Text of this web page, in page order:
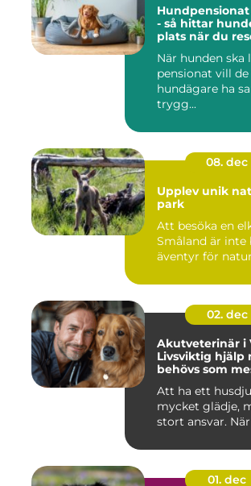
- så hittar
plats när du
När hunden ska
pensionat vill de
hundägare ha
trygg...
08. dec
Upplev unik
park
Att besöka en
Småland är inte
äventyr för
02. dec
Akutveterinär i
Livsviktig hjälp
behövs som
Att ha ett
mycket glädje,
stort ansvar. När
01. dec